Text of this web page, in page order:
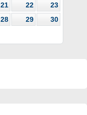
21 22
23
28 29
30